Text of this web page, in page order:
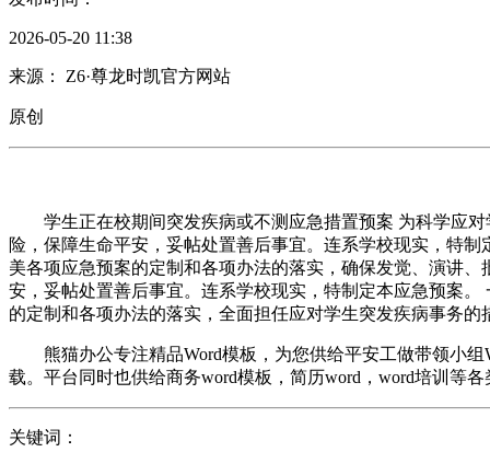
2026-05-20 11:38
来源： Z6·尊龙时凯官方网站
原创
学生正在校期间突发疾病或不测应急措置预案 为科学应对
险，保障生命平安，妥帖处置善后事宜。连系学校现实，特
美各项应急预案的定制和各项办法的落实，确保发觉、演讲
安，妥帖处置善后事宜。连系学校现实，特制定本应急预案
的定制和各项办法的落实，全面担任应对学生突发疾病事务
熊猫办公专注精品Word模板，为您供给平安工做带领小组
载。平台同时也供给商务word模板，简历word，word培训等
关键词：